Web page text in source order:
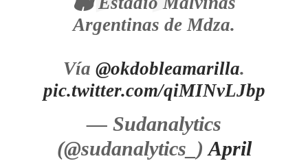
Argentinas de Mdza.
Vía @okdobleamarilla.
pic.twitter.com/qiMINvLJbp
— Sudanalytics
(@sudanalytics_)April